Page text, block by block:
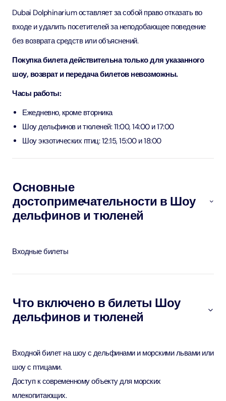
Dubai Dolphinarium оставляет за собой право отказать во
входе и удалить посетителей за неподобающее поведение
без возврата средств или объяснений.
Покупка билета действительна только для указанного
шоу, возврат и передача билетов невозможны.
Часы работы:
Ежедневно, кроме вторника
Шоу дельфинов и тюленей: 11:00, 14:00 и 17:00
Шоу экзотических птиц: 12:15, 15:00 и 18:00
Основные
достопримечательности в Шоу
дельфинов и тюленей
Входные билеты
Что включено в билеты Шоу
дельфинов и тюленей
Входной билет на шоу с дельфинами и морскими львами или
шоу с птицами.
Доступ к современному объекту для морских
млекопитающих.